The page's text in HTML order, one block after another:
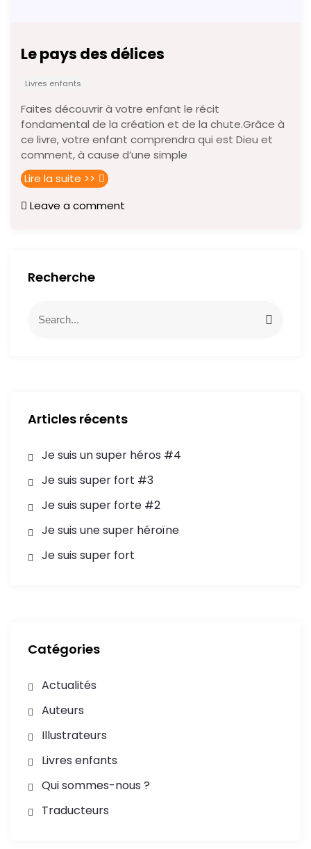
Le pays des délices
Livres enfants
Faites découvrir à votre enfant le récit
fondamental de la création et de la chute.Grâce à
ce livre, votre enfant comprendra qui est Dieu et
comment, à cause d’une simple
Lire la suite >>
Leave a comment
Recherche
Articles récents
Je suis un super héros #4
Je suis super fort #3
Je suis super forte #2
Je suis une super héroïne
Je suis super fort
Catégories
Actualités
Auteurs
Illustrateurs
Livres enfants
Qui sommes-nous ?
Traducteurs